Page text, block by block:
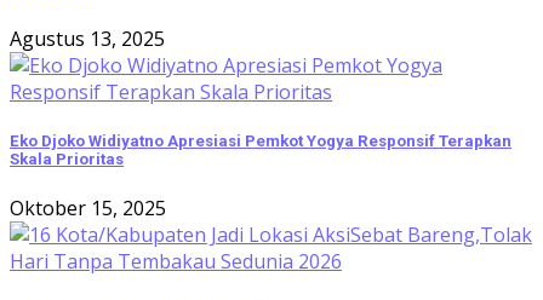
Agustus 13, 2025
Eko Djoko Widiyatno Apresiasi Pemkot Yogya Responsif Terapkan
Skala Prioritas
Oktober 15, 2025